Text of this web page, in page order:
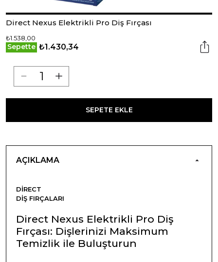
Direct Nexus Elektrikli Pro Diş Fırçası
₺1.538,00
Sepette ₺1.430,34
SEPETE EKLE
AÇIKLAMA
DIRECT
DIŞ FIRÇALARI
Direct Nexus Elektrikli Pro Diş
Fırçası: Dişlerinizi Maksimum
Temizlik ile Buluşturun